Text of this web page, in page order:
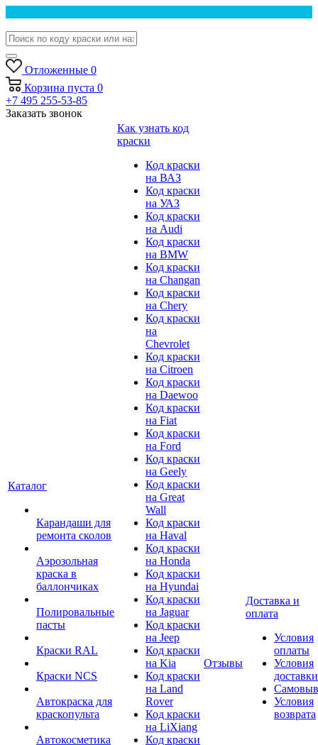
Отложенные 0
Корзина пуста 0
+7 495 255-53-85
Заказать звонок
Каталог
Карандаши для
ремонта сколов
Аэрозольная
краска в
баллончиках
Полировальные
пасты
Краски RAL
Краски NCS
Автокраска для
краскопульта
Автокосметика
Как узнать код
краски
Код краски
на ВАЗ
Код краски
на УАЗ
Код краски
на Audi
Код краски
на BMW
Код краски
на Changan
Код краски
на Chery
Код краски
на
Chevrolet
Код краски
на Citroen
Код краски
на Daewoo
Код краски
на Fiat
Код краски
на Ford
Код краски
на Geely
Код краски
на Great
Wall
Код краски
на Haval
Код краски
на Honda
Код краски
на Hyundai
Код краски
на Jaguar
Код краски
на Jeep
Код краски
на Kia
Код краски
на Land
Rover
Код краски
на LiXiang
Код краски
Отзывы
Доставка и
оплата
Условия
оплаты
Условия
доставки
Условия
возврата